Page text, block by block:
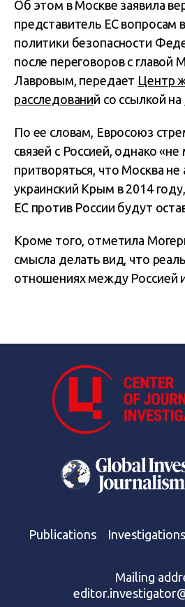
Об этом в Москве заявила
представитель ЕС вопросам
политики безопасности
после переговоров с
Лавровым, передает Центр
расследований со ссылкой на
По ее словам, Евросоюз
связей с Россией, однако
притворяться, что Москва не
украинский Крым в 2014
ЕС против России будут
Кроме того, отметила
смысла делать вид, что
отношениях между Россией
Publications Investigations
Mailing